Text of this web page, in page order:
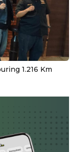
1.216 Km